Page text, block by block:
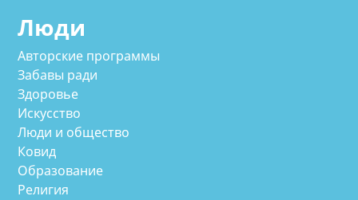
Люди
Авторские программы
Забавы ради
Здоровье
Искусство
Люди и общество
Ковид
Образование
Религия